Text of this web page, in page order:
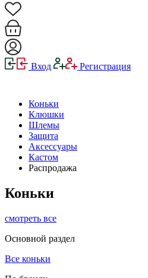
Вход Регистрация
Коньки
Клюшки
Шлемы
Защита
Аксессуары
Кастом
Распродажа
Коньки
смотреть все
Основной раздел
Все коньки